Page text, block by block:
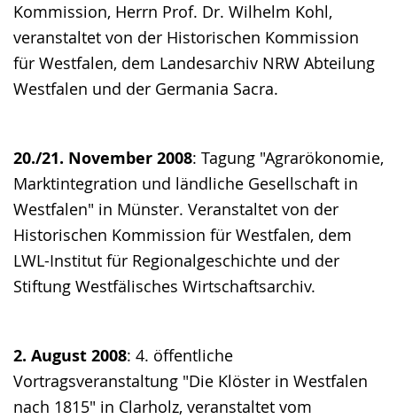
Kommission, Herrn Prof. Dr. Wilhelm Kohl,
veranstaltet von der Historischen Kommission
für Westfalen, dem Landesarchiv NRW Abteilung
Westfalen und der Germania Sacra.
20./21. November 2008: Tagung "Agrarökonomie,
Marktintegration und ländliche Gesellschaft in
Westfalen" in Münster. Veranstaltet von der
Historischen Kommission für Westfalen, dem
LWL-Institut für Regionalgeschichte und der
Stiftung Westfälisches Wirtschaftsarchiv.
2. August 2008: 4. öffentliche
Vortragsveranstaltung "Die Klöster in Westfalen
nach 1815" in Clarholz, veranstaltet vom